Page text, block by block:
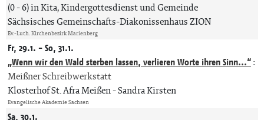
(0 - 6) in Kita, Kindergottesdienst und Gemeinde
Sächsisches Gemeinschafts-Diakonissenhaus ZION
Ev.-Luth. Kirchenbezirk Marienberg
Fr, 29.1. - So, 31.1.
„Wenn wir den Wald sterben lassen, verlieren Worte ihren Sinn...“:
Meißner Schreibwerkstatt
Klosterhof St. Afra Meißen Sandra Kirsten
Evangelische Akademie Sachsen
Sa, 30.1.